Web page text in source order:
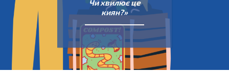
Чи хвилює це
киян?»